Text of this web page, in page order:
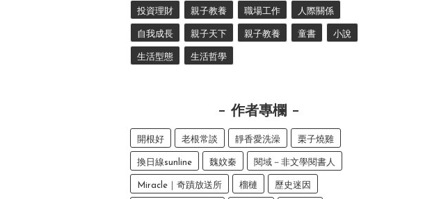
投資理財 親子教養 職場工作 人際關係
自我成長 親子天下 親子教養 童書 小說
生活型態 生活哲學
作者專欄
開根好 老根常談 靜香愛洗澡 栗子燒雞
換日線sunline 魏妏秦 閱域－非文學閱書人
Miracle｜奇蹟放送所 榴槤 歷史迷因